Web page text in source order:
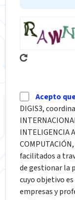
Acepto
DIGIS3,
INTELIGENCIA
facilitados a
de gestionar la
cuyo objetivo
empresas y